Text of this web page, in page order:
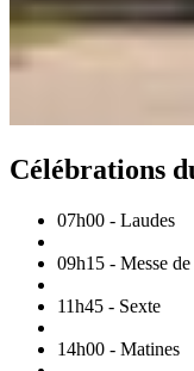
Célébrations
07h00 - Laudes
09h15 - Messe
11h45 - Sexte
14h00 - Matines